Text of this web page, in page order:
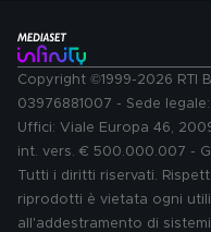
Copyright ©1999-2026 RTI
03976881007 - Sede
Uffici: Viale Europa 46,
int. vers. € 500.000.007 -
Tutti i diritti riservati.
riprodotti è vietata ogni
all'addestramento di